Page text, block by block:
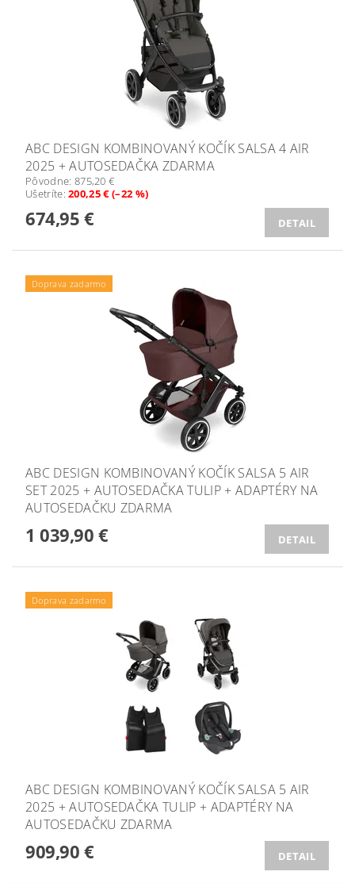
ABC DESIGN KOMBINOVANÝ KOČÍK SALSA 4 AIR
2025 + AUTOSEDAČKA ZDARMA
Pôvodne: 875,20 €
Ušetríte:200,25 € (–22 %)
674,95 € DETAIL
Doprava zadarmo
ABC DESIGN KOMBINOVANÝ KOČÍK SALSA 5 AIR
SET 2025 + AUTOSEDAČKA TULIP + ADAPTÉRY NA
AUTOSEDAČKU ZDARMA
1 039,90 € DETAIL
Doprava zadarmo
ABC DESIGN KOMBINOVANÝ KOČÍK SALSA 5 AIR
2025 + AUTOSEDAČKA TULIP + ADAPTÉRY NA
AUTOSEDAČKU ZDARMA
909,90 € DETAIL